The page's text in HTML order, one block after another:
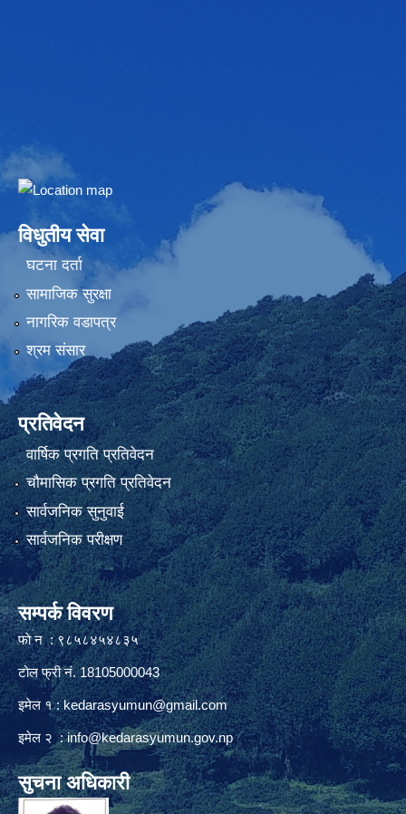
Embed Google Map
विधुतीय सेवा
घटना दर्ता
सामाजिक सुरक्षा
नागरिक वडापत्र
श्रम संसार
प्रतिवेदन
वार्षिक प्रगति प्रतिवेदन
चौमासिक प्रगति प्रतिवेदन
सार्वजनिक सुनुवाई
सार्वजनिक परीक्षण
सम्पर्क विवरण
फाे न : ९८५८४५४८३५
टोल फ्री नं. 18105000043
इमेल १ :kedarasyumun@gmail.com
इमेल २ :info@kedarasyumun.gov.np
सुचना अधिकारी